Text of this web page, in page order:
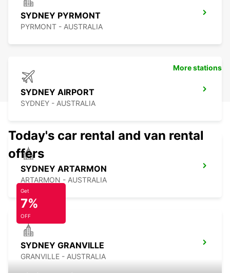
SYDNEY PYRMONT
PYRMONT - AUSTRALIA
SYDNEY AIRPORT
SYDNEY - AUSTRALIA
SYDNEY ARTARMON
ARTARMON - AUSTRALIA
SYDNEY GRANVILLE
GRANVILLE - AUSTRALIA
More stations
Today's car rental and van rental
offers
Get
7%
OFF